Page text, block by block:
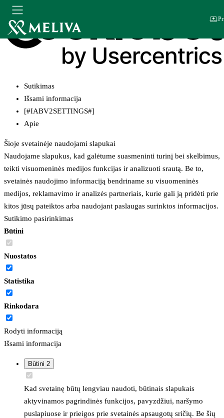
Sutikimas
Išsami informacija
[#IABV2SETTINGS#]
Apie
Šioje svetainėje naudojami slapukai
Naudojame slapukus, kad galėtume suasmeninti turinį bei skelbimus,
teikti visuomeninės medijos funkcijas ir analizuoti srautą. Be to,
svetainės naudojimo informaciją bendriname su visuomeninės
medijos, reklamavimo ir analizės partneriais, kurie gali ją pridėti prie
kitos jūsų pateiktos arba naudojant paslaugas surinktos informacijos.
Sutikimo pasirinkimas
Būtini
Nuostatos
Statistika
Rinkodara
Rodyti informaciją
Išsami informacija
Būtini 2
Kad svetainę būtų lengviau naudoti, būtinais slapukais
aktyvinamos pagrindinės funkcijos, pavyzdžiui, naršymo
puslapiuose ir prieigos prie svetainės apsaugotų sričių. Be šių